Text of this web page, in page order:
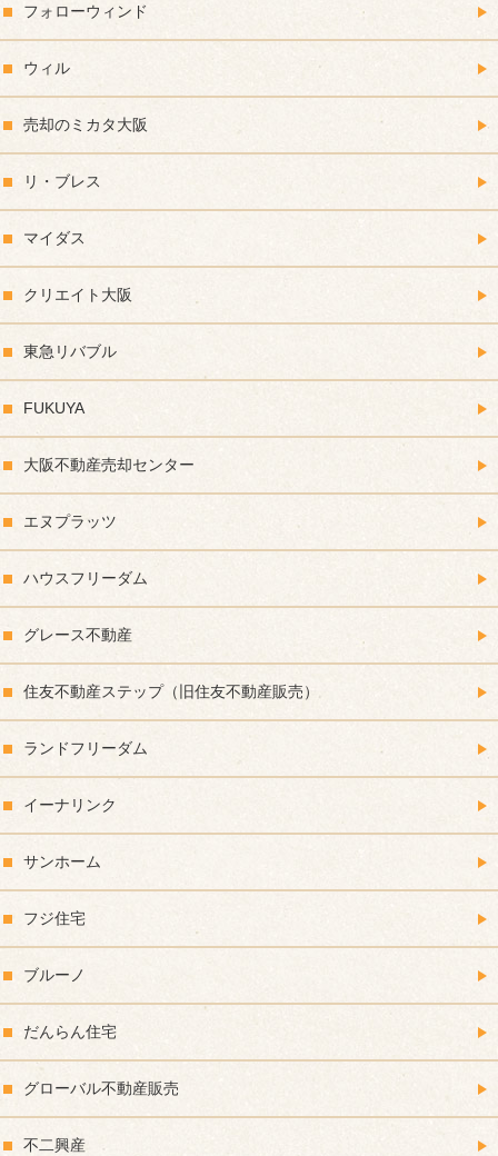
フォローウィンド
ウィル
売却のミカタ大阪
リ・ブレス
マイダス
クリエイト大阪
東急リバブル
FUKUYA
大阪不動産売却センター
エヌプラッツ
ハウスフリーダム
グレース不動産
住友不動産ステップ（旧住友不動産販売）
ランドフリーダム
イーナリンク
サンホーム
フジ住宅
ブルーノ
だんらん住宅
グローバル不動産販売
不二興産